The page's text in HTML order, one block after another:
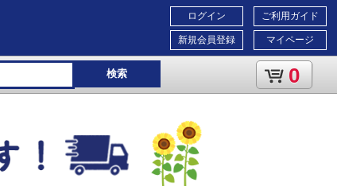
ご利用ガイド
マイページ
ログイン
新規会員登録
検索 0